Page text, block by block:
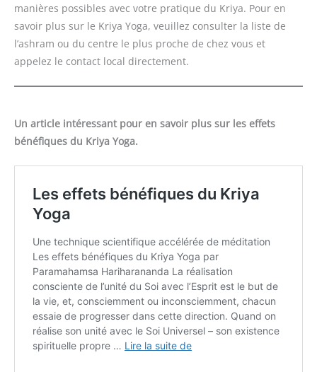
manières possibles avec votre pratique du Kriya. Pour en
savoir plus sur le Kriya Yoga, veuillez consulter la liste de
l’ashram ou du centre le plus proche de chez vous et
appelez le contact local directement.
Un article intéressant pour en savoir plus sur les effets
bénéfiques du Kriya Yoga.